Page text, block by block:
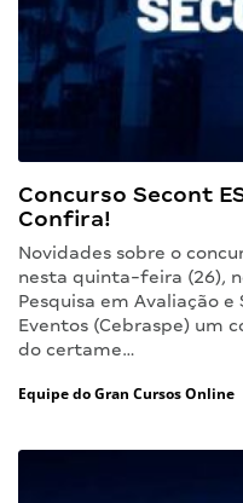
Concurso Secont
Confira!
Novidades sobre o
nesta quinta-feira (26),
Pesquisa em Avaliação
Eventos (Cebraspe) um
do certame…
Equipe do Gran Cursos Online